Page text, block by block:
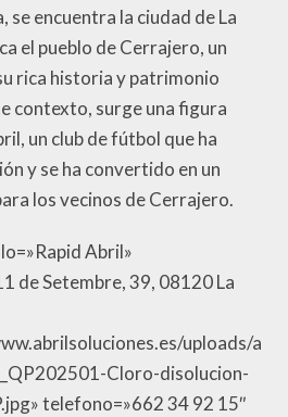
se encuentra la ciudad de La
el pueblo de Cerrajero, un
rica historia y patrimonio
contexto, surge una figura
un club de fútbol que ha
y se ha convertido en un
los vecinos de Cerrajero.
Abril»
de Setembre, 39, 08120 La
uploads/a
Cloro-disolucion-
telefono=»662 34 92 15″